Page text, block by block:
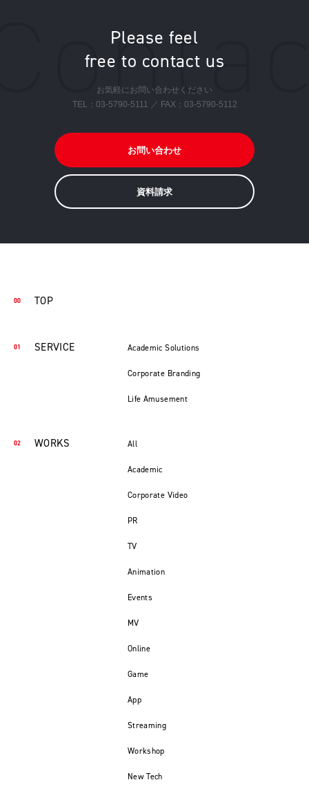
Please feel
free to contact us
お気軽にお問い合わせください
TEL： 03-5790-5111 ／ FAX：03-5790-5112
お問い合わせ
資料請求
TOP
SERVICE Academic Solutions
Corporate Branding
Life Amusement
WORKS All
Academic
Corporate Video
PR
TV
Animation
Events
MV
Online
Game
App
Streaming
Workshop
New Tech